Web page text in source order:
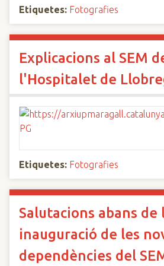
Etiquetes: Fotografies
Explicacions al SEM
l'Hospitalet de
Etiquetes: Fotografies
Salutacions abans de
inauguració de les
dependències del